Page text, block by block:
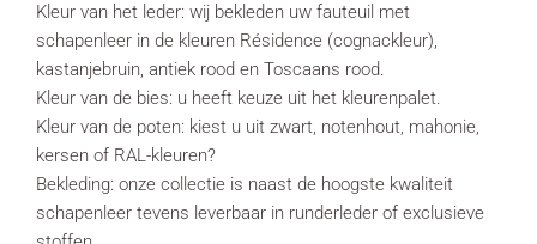
Kleur van het leder: wij bekleden uw fauteuil met
schapenleer in de kleuren Résidence (cognackleur),
kastanjebruin, antiek rood en Toscaans rood.
Kleur van de bies: u heeft keuze uit het kleurenpalet.
Kleur van de poten: kiest u uit zwart, notenhout, mahonie,
kersen of RAL-kleuren?
Bekleding: onze collectie is naast de hoogste kwaliteit
schapenleer tevens leverbaar in runderleder of exclusieve